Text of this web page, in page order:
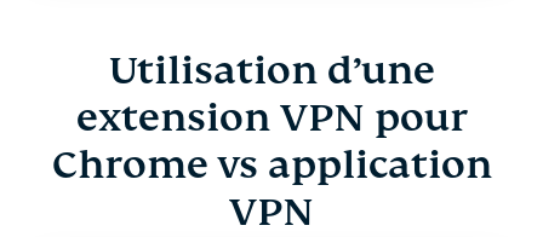
Utilisation d’une
extension VPN pour
Chrome vs application
VPN